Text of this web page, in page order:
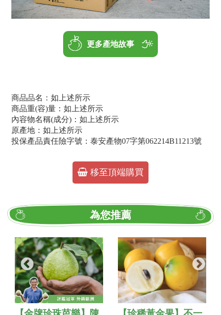
更多產地故事
商品品名：如上述所示
商品重(容)量：如上述所示
內容物名稱(成分)：如上述所示
原產地：如上述所示
投保產品責任險字號：泰安產物07字第062214B11213號
移至頂端購買
為您推薦